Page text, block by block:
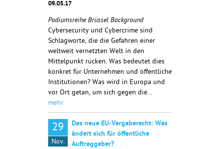
09.05.17
Podiumsreihe Brüssel Background
Cybersecurity und Cybercrime sind
Schlagworte, die die Gefahren einer
weltweit vernetzten Welt in den
Mittelpunkt rücken. Was bedeutet dies
konkret für Unternehmen und öffentliche
Institutionen? Was wird in Europa und
vor Ort getan, um sich gegen die…
mehr
29
Nov.
Das neue EU-Vergaberecht: Was
ändert sich für öffentliche
Auftraggeber?